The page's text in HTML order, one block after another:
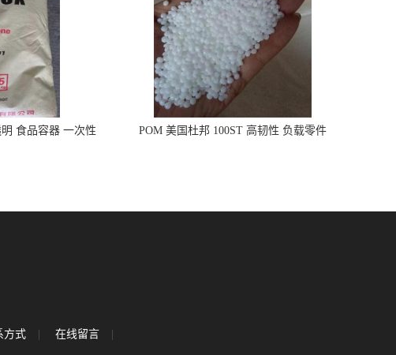
食品容器 一次性
POM 美国杜邦 100ST 高韧性 负载零件
方式 在线留言